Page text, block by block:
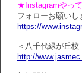
★Instagramやっ
フォローお願いし
https://
＜八千代緑が丘
http://